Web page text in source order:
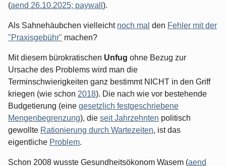
(aend 26.10.2025; paywall ).
Als Sahnehäubchen vielleicht noch mal den Fehler mit der
"Praxisgebühr" machen?
Mit diesem bürokratischen Unfug ohne Bezug zur
Ursache des Problems wird man die
Terminschwierigkeiten ganz bestimmt NICHT in den Griff
kriegen (wie schon 2018). Die nach wie vor bestehende
Budgetierung (eine gesetzlich festgeschriebene
Mengenbegrenzung), die seit Jahrzehnten politisch
gewollte Rationierung durch Wartezeiten, ist das
eigentliche Problem.
Schon 2008 wusste Gesundheitsökonom Wasem (aend